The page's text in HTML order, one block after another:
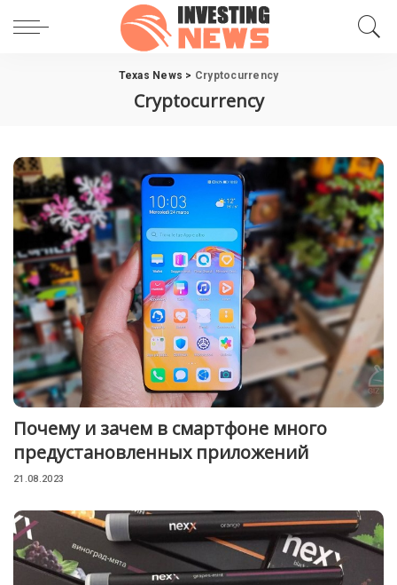
Texas News > Cryptocurrency
Cryptocurrency
Почему и зачем в смартфоне много
предустановленных приложений
21.08.2023